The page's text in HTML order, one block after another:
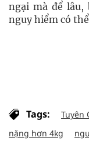
ngại mà để
nguy hiểm có
Tags: Tuyên
nặng hơn 4kg